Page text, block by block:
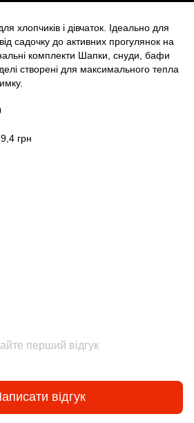
хлопчиків і дівчаток. Ідеально для
садочку до активних прогулянок на
комплекти Шапки, снуди, бафи
створені для максимального тепла
грн
перший відгук
відгук